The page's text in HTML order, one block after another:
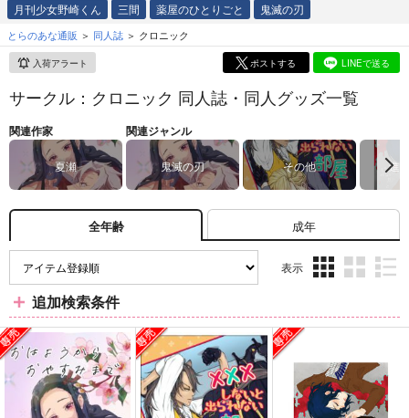
月刊少女野崎くん 三間 薬屋のひとりごと 鬼滅の刃
とらのあな通販 同人誌 クロニック
入荷アラート ポストする LINEで送る
サークル：クロニック 同人誌・同人グッズ一覧
関連作家
夏瀬
関連ジャンル
鬼滅の刃 その他 進
全年齢 成年
表示
ム
表
ム
表
ム
表
追加検索条件